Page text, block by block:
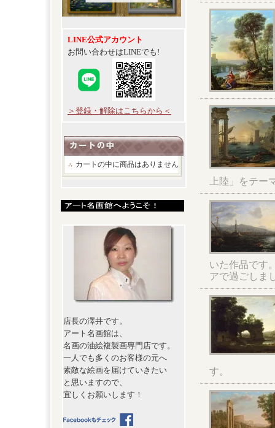
LINE公式アカウント
お問い合わせはLINEでも!
＞登録・解除はこちらから＜
カートの中に商品はありません
店長の澤井です。
アート名画館は、
名画の油絵複製画専門店です。
一人でも多くのお客様の元へ
素敵な絵画を届けていきたい
と思いますので、
宜しくお願いします！
上陸」をテー
いた作品です
アで過ごしま
す。